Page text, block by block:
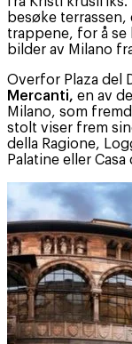
besøke
trappene, for å
bilder av Milano
Overfor Plaza del
Mercanti, en av
Milano, som
stolt viser frem
della Ragione,
Palatine eller Casa